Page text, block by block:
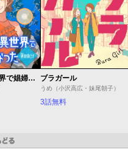
JKハルは異世界で娼婦になった Winter ブラガール
うめ（小沢高広・妹尾朝子）
3話無料